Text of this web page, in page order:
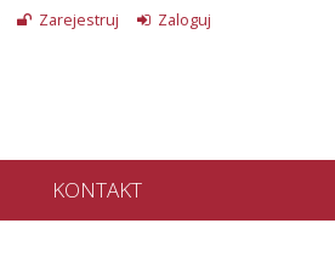
Zarejestruj Zaloguj
KONTAKT